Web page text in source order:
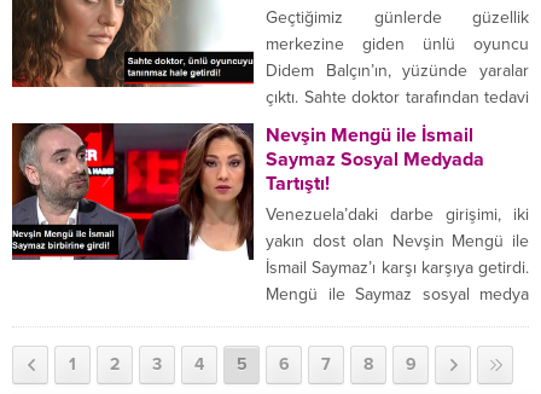
antrenmanlarını yaptığı salonda her
gün Exatlon izleyen Yoel
Romero’nun Exatlon yarışmasına
katılması UFC’de ‘ABD’li karma
dövüş sanatları organizatör şirketi)
Amerika ve Instagram’da büyük
yankı uyandırdı. Acun Ilıcalı’dan
kendisini...
Geçtiğimiz günlerde güzellik
merkezine giden ünlü oyuncu
Didem Balçın’ın, yüzünde yaralar
çıktı. Sahte doktor tarafından tedavi
edildiğini öğrenen Balçın, güzellik
merkezi ve doktordan şikayetçi
oldu. Oyuncu Didem Balçın’ın
yüzünde yaptırdığı estetik
uygulama sonucunda yaralar çıktı.
Güzellik merkezinde kendine
tedavi uygulayan doktorun sahte
olduğunu öğrenen Balçın, güzellik
Nevşin Mengü ile İsmail
Saymaz Sosyal Medyada
Tartıştı!
Venezuela’daki darbe girişimi, iki
yakın dost olan Nevşin Mengü ile
İsmail Saymaz’ı karşı karşıya getirdi.
Mengü ile Saymaz sosyal medya
darbe girişimi iki yakın dost olan
gazeteci Nevşin Mengü ile İsmail
1 2 3 4 5 6 7 8 9